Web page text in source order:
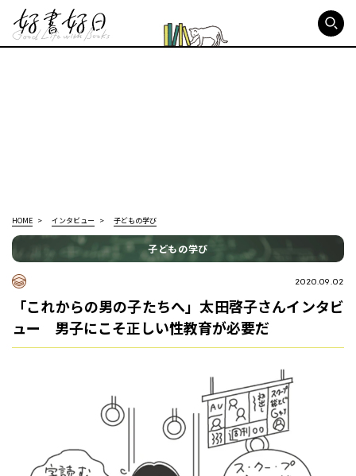
HOME インタビュー 子どもの学び
子どもの学び
2020.09.02
「これからの男の子たちへ」太田啓子さんインタビ
ュー 男子にこそ正しい性教育が必要だ